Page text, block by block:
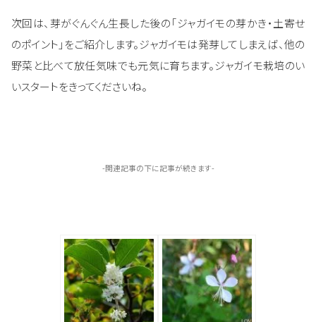
次回は、芽がぐんぐん生長した後の「ジャガイモの芽かき・土寄せ
のポイント」をご紹介します。ジャガイモは発芽してしまえば、他の
野菜と比べて放任気味でも元気に育ちます。ジャガイモ栽培のい
いスタートをきってくださいね。
-関連記事の下に記事が続きます-